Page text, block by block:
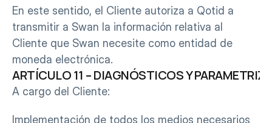
En este sentido, el Cliente autoriza a Qotid a
transmitir a Swan la información relativa al
Cliente que Swan necesite como entidad de
moneda electrónica.
ARTÍCULO 11 – DIAGNÓSTICOS Y
A cargo del Cliente:
Implementación de todos los medios necesarios